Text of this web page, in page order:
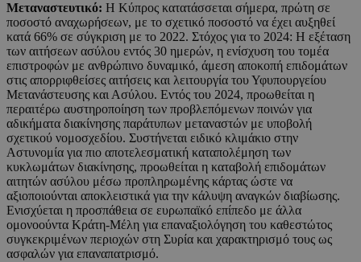
Μεταναστευτικό: Η Kύπρος κατατάσσεται σήμερα, πρώτη σε
ποσοστό αναχωρήσεων, με το σχετικό ποσοστό να έχει αυξηθεί
κατά 66% σε σύγκριση με το 2022. Στόχος για το 2024: Η εξέταση
των αιτήσεων ασύλου εντός 30 ημερών, η ενίσχυση του τομέα
επιστροφών με ανθρώπινο δυναμικό, άμεση αποκοπή επιδομάτων
στις απορριφθείσες αιτήσεις και λειτουργία του Υφυπουργείου
Μετανάστευσης και Ασύλου. Εντός του 2024, προωθείται η
περαιτέρω αυστηροποίηση των προβλεπόμενων ποινών για
αδικήματα διακίνησης παράτυπων μεταναστών με υποβολή
σχετικού νομοσχεδίου. Συστήνεται ειδικό κλιμάκιο στην
Αστυνομία για πιο αποτελεσματική καταπολέμηση των
κυκλωμάτων διακίνησης, προωθείται η καταβολή επιδομάτων
αιτητών ασύλου μέσω προπληρωμένης κάρτας ώστε να
αξιοποιούνται αποκλειστικά για την κάλυψη αναγκών διαβίωσης.
Ενισχύεται η προσπάθεια σε ευρωπαϊκό επίπεδο με άλλα
ομονοούντα Κράτη-Μέλη για επαναξιολόγηση του καθεστώτος
συγκεκριμένων περιοχών στη Συρία και χαρακτηρισμό τους ως
ασφαλών για επαναπατρισμό.